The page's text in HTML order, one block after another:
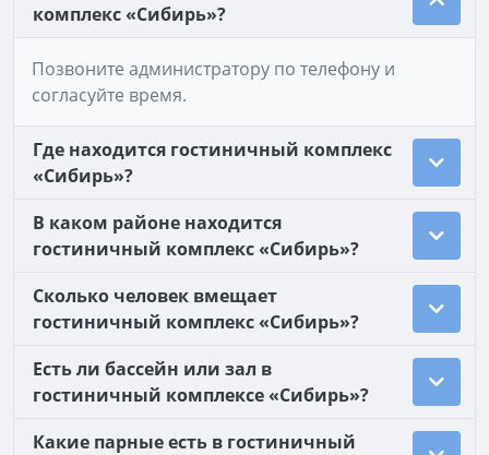
комплекс «Сибирь»?
Позвоните администратору по телефону и
согласуйте время.
Где находится гостиничный комплекс
«Сибирь»?
В каком районе находится
гостиничный комплекс «Сибирь»?
Сколько человек вмещает
гостиничный комплекс «Сибирь»?
Есть ли бассейн или зал в
гостиничный комплексе «Сибирь»?
Какие парные есть в гостиничный